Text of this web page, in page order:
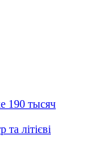
190 тысяч
літієві